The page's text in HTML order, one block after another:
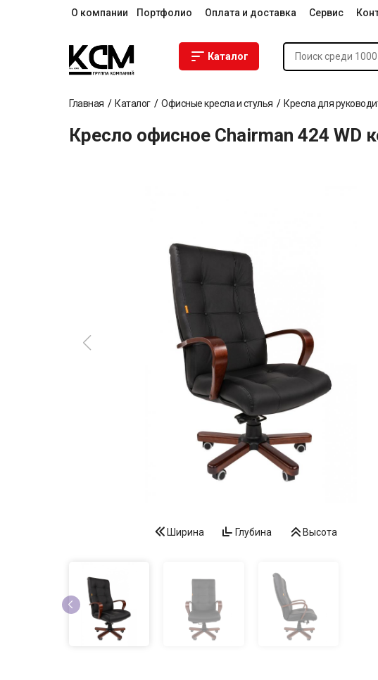
О компании Портфолио Оплата и доставка Сервис
Каталог
Главная Каталог Офисные кресла и стулья Кресла для
Кресло офисное Chairman 424 WD
Ширина Глубина Высота